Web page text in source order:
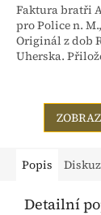
Faktura bratři
pro Police n. M.,
Originál z dob
Uherska.
dříve Isac...
Popis
Detailní